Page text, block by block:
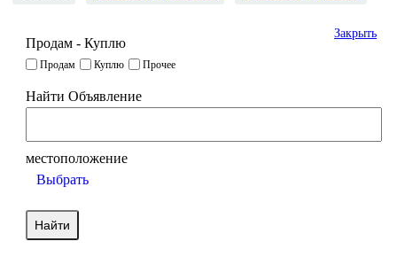
Закрыть
Продам - Куплю
Продам Куплю Прочее
Найти Объявление
местоположение
Выбрать